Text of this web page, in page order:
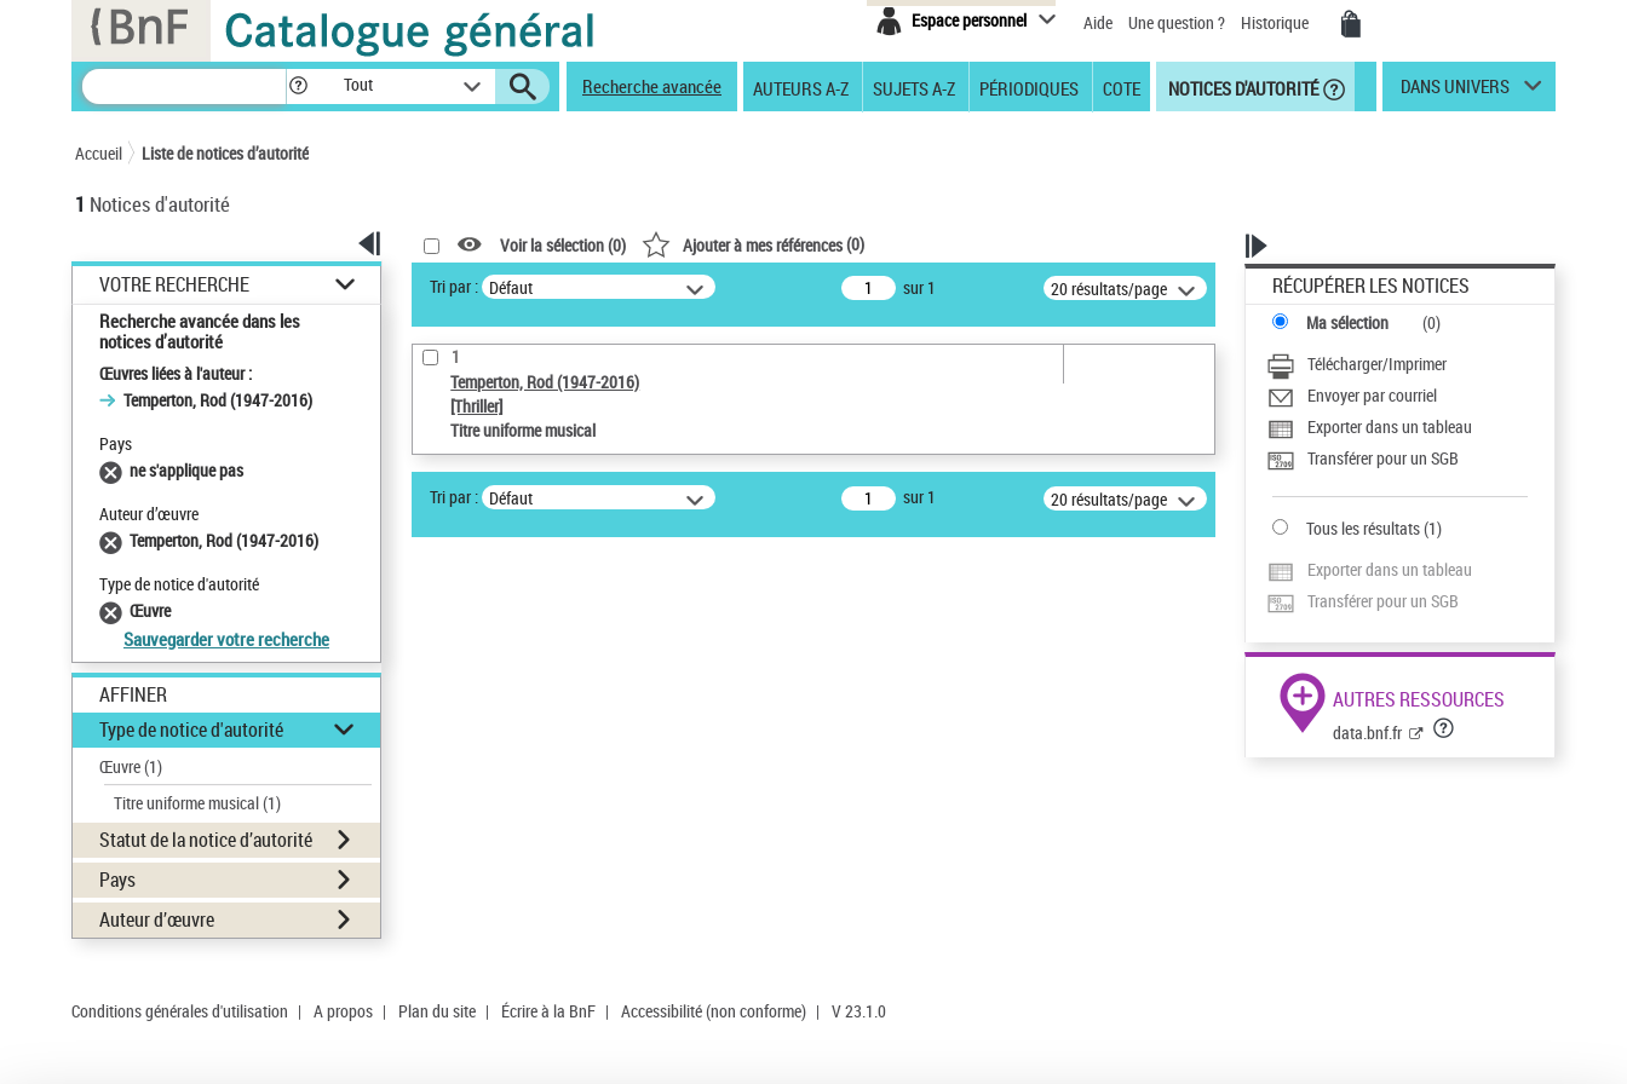
Espace personnel Aide Une question ? Historique
Tout Recherche avancée AUTEURS A-Z SUJETS A-Z PÉRIODIQUES COTE NOTICES D'AUTORITÉ DANS UNIVERS
Accueil Liste de notices d’autorité
1 Notices d'autorité
VOTRE RECHERCHE
Recherche avancée dans les
notices d’autorité
Œuvres liées à l'auteur :
Temperton, Rod (1947-2016)
Pays
ne s'applique pas
Auteur d’œuvre
Temperton, Rod (1947-2016)
Type de notice d'autorité
Œuvre
Sauvegarder votre recherche
AFFINER
Type de notice d'autorité
Œuvre(1)
Titre uniforme musical(1)
Statut de la notice d’autorité
Pays
Auteur d’œuvre
Voir la sélection (0) Ajouter à mes références(0)
Tri par : Défaut sur 1 20 résultats/page
1
Temperton, Rod (1947-2016)
[Thriller]
Titre uniforme musical
Tri par : Défaut sur 1 20 résultats/page
RÉCUPÉRER LES NOTICES
Ma sélection (0)
Télécharger/Imprimer
Envoyer par courriel
Exporter dans un tableau
Transférer pour un SGB
Tous les résultats(1)
Exporter dans un tableau
Transférer pour un SGB
AUTRES RESSOURCES
data.bnf.fr
Conditions générales d'utilisation | A propos | Plan du site | Écrire à la BnF | Accessibilité (non conforme) | V 23.1.0
Panneau de gestion des cookies